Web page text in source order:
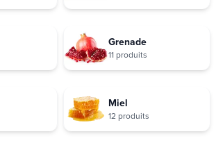
Grenade
11 produits
Miel
12 produits